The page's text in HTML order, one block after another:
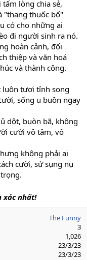
lòng chia sẻ,
"thang thuốc bổ"
có cho những ai
đi người sinh ra nó.
hoàn cảnh, đối
thiệp và văn hoá
và thành công.
luôn tươi tỉnh song
sống u buồn ngay
dột, buòn bã, không
cười vô tâm, vô
không phải ai
cười, sử sụng nụ
xác nhất!
The Funny
3
1,026
23/3/23
23/3/23